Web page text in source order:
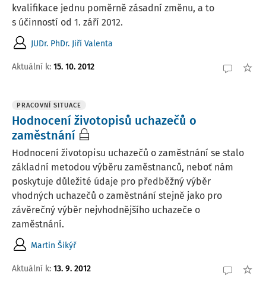
kvalifikace jednu poměrně zásadní změnu, a to
s účinností od 1. září 2012.
JUDr. PhDr. Jiří Valenta
Aktuální k: 15. 10. 2012
PRACOVNÍ SITUACE
Hodnocení životopisů uchazečů o
zaměstnání
Hodnocení životopisu uchazečů o zaměstnání se stalo
základní metodou výběru zaměstnanců, neboť nám
poskytuje důležité údaje pro předběžný výběr
vhodných uchazečů o zaměstnání stejně jako pro
závěrečný výběr nejvhodnějšího uchazeče o
zaměstnání.
Martin Šikýř
Aktuální k: 13. 9. 2012